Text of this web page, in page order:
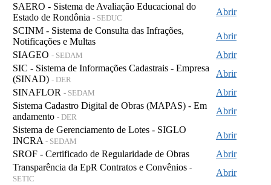
SAERO - Sistema de Avaliação Educacional do
Estado de Rondônia - SEDUC
Abrir
SCINM - Sistema de Consulta das Infrações,
Notificações e Multas
Abrir
SIAGEO - SEDAM
Abrir
SIC - Sistema de Informações Cadastrais - Empresa
(SINAD) - DER
Abrir
SINAFLOR - SEDAM
Abrir
Sistema Cadastro Digital de Obras (MAPAS) - Em
andamento - DER
Abrir
Sistema de Gerenciamento de Lotes - SIGLO
INCRA - SEDAM
Abrir
SROF - Certificado de Regularidade de Obras
Abrir
Transparência da EpR Contratos e Convênios -
SETIC
Abrir